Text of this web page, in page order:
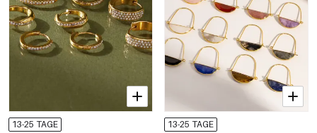
13-25 TAGE 13-25 TAGE